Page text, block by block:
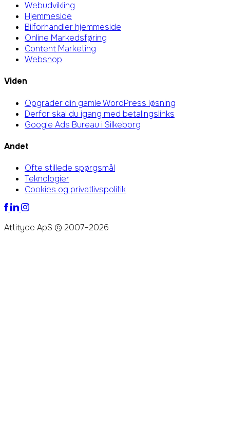
Webudvikling
Hjemmeside
Bilforhandler hjemmeside
Online Markedsføring
Content Marketing
Webshop
Viden
Opgrader din gamle WordPress løsning
Derfor skal du igang med betalingslinks
Google Ads Bureau i Silkeborg
Andet
Ofte stillede spørgsmål
Teknologier
Cookies og privatlivspolitik
Attityde ApS © 2007–2026